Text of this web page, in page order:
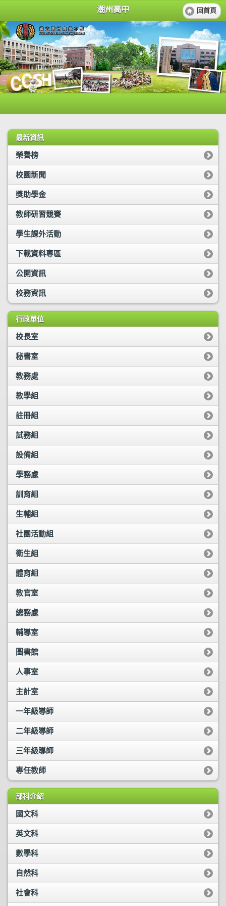
潮州高中 回首頁
最新資訊
榮譽榜
校園新聞
獎助學金
教師研習競賽
學生課外活動
下載資料專區
公開資訊
校務資訊
行政單位
校長室
秘書室
教務處
教學組
註冊組
試務組
設備組
學務處
訓育組
生輔組
社團活動組
衛生組
體育組
教官室
總務處
輔導室
圖書館
人事室
主計室
一年級導師
二年級導師
三年級導師
專任教師
部科介紹
國文科
英文科
數學科
自然科
社會科